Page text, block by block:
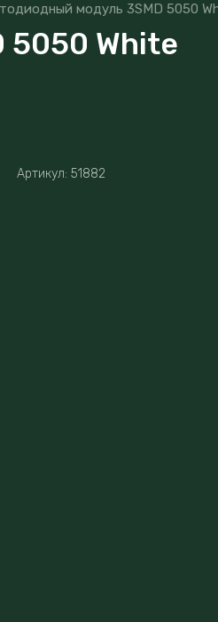
модуль 3SMD 5050
5050 White
Артикул: 51882